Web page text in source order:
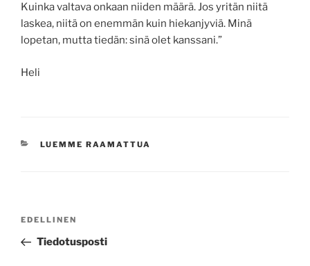
Kuinka valtava onkaan niiden määrä. Jos yritän niitä
laskea, niitä on enemmän kuin hiekanjyviä. Minä
lopetan, mutta tiedän: sinä olet kanssani.”
Heli
KATEGORIAT
LUEMME RAAMATTUA
Edellinen
artikkeli
EDELLINEN
Tiedotusposti